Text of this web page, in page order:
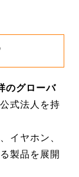
のグローバ
式法人を持
イヤホン、
製品を展開